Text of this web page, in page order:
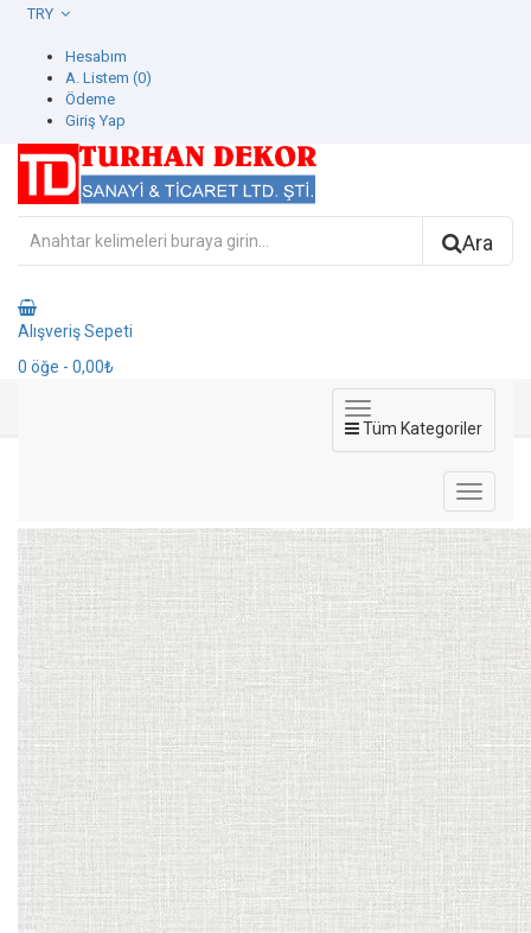
Hesabım
A. Listem (0)
Ödeme
Giriş Yap
Ara
Alışveriş Sepeti
0 öğe - 0,00₺
Tüm Kategoriler